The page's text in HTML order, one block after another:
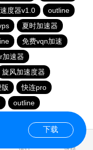
度器v1.0
outline
夏时加速器
免费vqn加速
加速器
旋风加速度器
快连pro
outline
排行 推荐
下载
0.066879s